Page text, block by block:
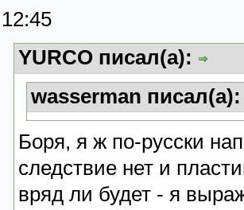
12:45
YURCO писал(а):
wasserman
Боря, я ж по-русски
следствие нет и
вряд ли будет - я